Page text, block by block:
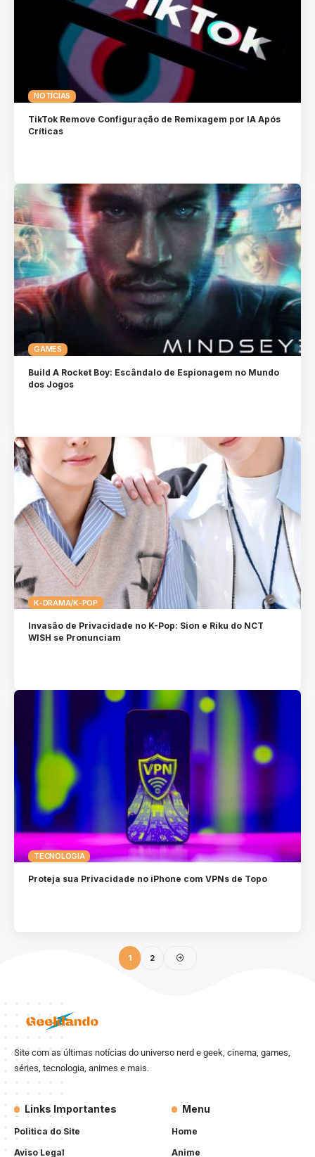
NOTÍCIAS
TikTok Remove Configuração de Remixagem por IA Após
Críticas
GAMES
Build A Rocket Boy: Escândalo de Espionagem no Mundo
dos Jogos
K-DRAMA/K-POP
Invasão de Privacidade no K-Pop: Sion e Riku do NCT
WISH se Pronunciam
TECNOLOGIA
Proteja sua Privacidade no iPhone com VPNs de Topo
1 2
Site com as últimas notícias do universo nerd e geek, cinema, games,
séries, tecnologia, animes e mais.
Links Importantes
Politica do Site
Aviso Legal
Menu
Home
Anime